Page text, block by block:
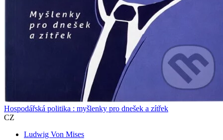
Hospodářská politika : myšlenky pro dnešek a zítřek
CZ
Ludwig Von Mises